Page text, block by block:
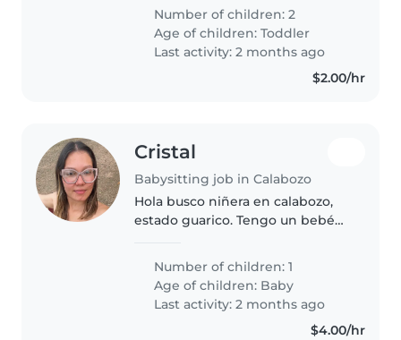
limpiar la casa hacerles su
comida etc
Number of children: 2
Age of children:Toddler
Last activity: 2 months ago
$2.00/hr
Cristal
Babysitting job in Calabozo
Hola busco niñera en calabozo,
estado guarico. Tengo un bebé
Number of children: 1
Age of children: Baby
Last activity: 2 months ago
$4.00/hr